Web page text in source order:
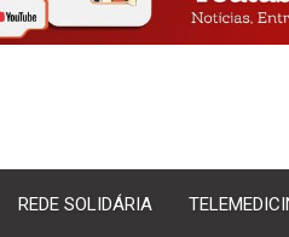
REDE SOLIDÁRIA